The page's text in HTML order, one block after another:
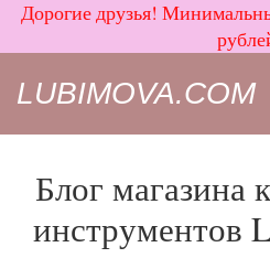
Дорогие друзья!
LUBIMOVA.COM
Блог магазина
инструментов